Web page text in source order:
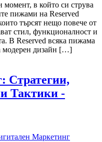
момент, в който си струва
пижами на Reserved
търсят нещо повече от
стил, функционалност и
В Reserved всяка пижама
модерен дизайн […]
Стратегии,
Тактики -
Маркетинг